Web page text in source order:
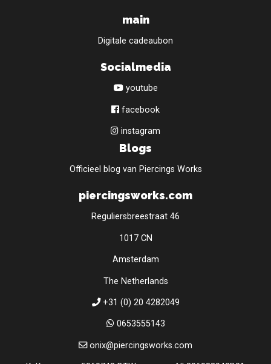
main
Digitale cadeaubon
Socialmedia
youtube
facebook
instagram
Blogs
Officieel blog van Piercings Works
piercingsworks.com
Reguliersbreestraat 46
1017 CN
Amsterdam
The Netherlands
+31 (0) 20 4282049
0653555143
onix@piercingsworks.com